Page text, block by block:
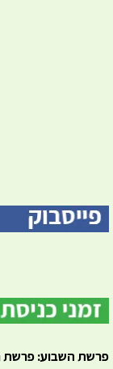
פרשת השבוע: פרשת